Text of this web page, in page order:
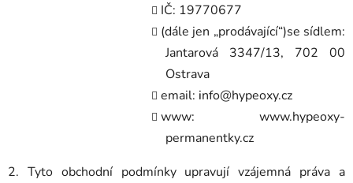
IČ: 19770677
(dále jen „prodávající“)se sídlem:
Jantarová 3347/13, 702 00
Ostrava
email: info@hypeoxy.cz
www: www.hypeoxy-
permanentky.cz
2. Tyto obchodní podmínky upravují vzájemná práva a